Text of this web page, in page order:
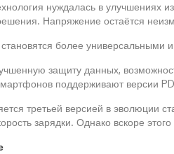
нуждалась в
Напряжение остаётся
более универсальными
защиту данных,
поддерживают версии
третьей версией в эволюции
зарядки. Однако вскоре